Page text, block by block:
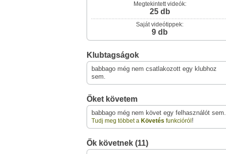
Megtekintett videók:
25 db
Saját videótippek:
9 db
Klubtagságok
babbago még nem csatlakozott egy klubhoz
sem.
Őket követem
babbago még nem követ egy felhasználót sem.
Tudj meg többet a Követés funkcióról !
Ők követnek (11)